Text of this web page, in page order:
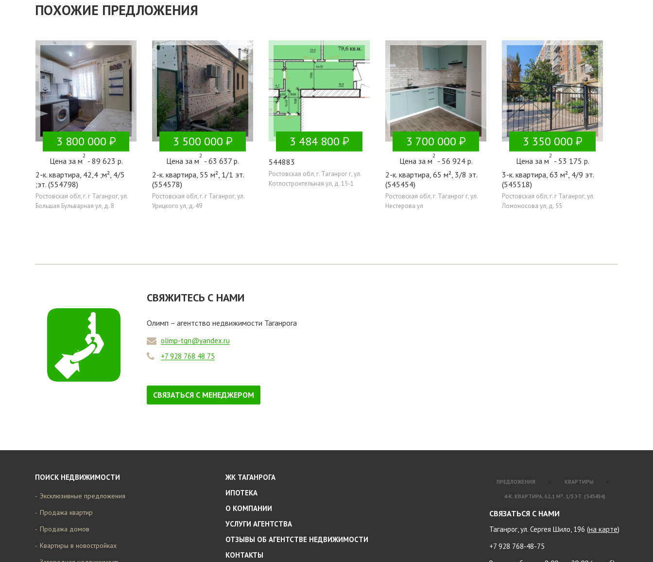
ПОХОЖИЕ ПРЕДЛОЖЕНИЯ
3 800 000
Цена за м
2
- 89 623 р.
2-к. квартира, 42,4 ;м², 4/5
;эт. (554798)
Ростовская обл, г. г Таганрог, ул.
Большая Бульварная ул, д. 8
3 500 000
Цена за м
2
- 63 637 р.
2-к. квартира, 55 м², 1/1 эт.
(554578)
Ростовская обл, г. г Таганрог, ул.
Урицкого ул, д. 49
3 484 800
544883
Ростовская обл, г. Таганрог г, ул.
Котлостроительная ул, д. 15-1
3 700 000
Цена за м
2
- 56 924 р.
2-к. квартира, 65 м², 3/8 эт.
(545454)
Ростовская обл, г. Таганрог г, ул.
Нестерова ул
3 350 000
Цена за м
2
- 53 175 р.
3-к. квартира, 63 м², 4/9 эт.
(545518)
Ростовская обл, г. г Таганрог, ул.
Ломоносова ул, д. 55
СВЯЖИТЕСЬ С НАМИ
Олимп – агентство недвижимости Таганрога
olimp-tgn@yandex.ru
+7 928 768 48 75
СВЯЗАТЬСЯ С МЕНЕДЖЕРОМ
ПОИСК НЕДВИЖИМОСТИ
Эксклюзивные предложения
Продажа квартир
Продажа домов
Квартиры в новостройках
ЖК ТАГАНРОГА
ИПОТЕКА
О КОМПАНИИ
УСЛУГИ АГЕНТСТВА
ОТЗЫВЫ ОБ АГЕНТСТВЕ НЕДВИЖИМОСТИ
КОНТАКТЫ
ПРЕДЛОЖЕНИЯ КВАРТИРЫ
4-К. КВАРТИРА, 62,1 М², 1/5 ЭТ. (545494)
СВЯЗАТЬСЯ С НАМИ
Таганрог, ул. Сергея Шило, 196 (на карте)
+7 928 768‑48-75